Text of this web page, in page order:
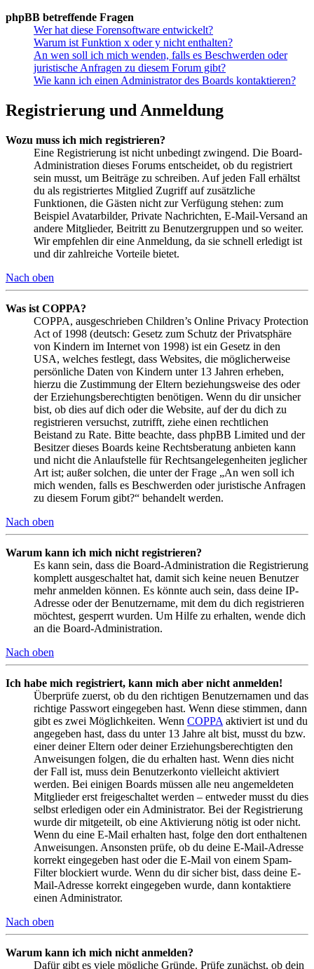
phpBB betreffende Fragen
Wer hat diese Forensoftware entwickelt?
Warum ist Funktion x oder y nicht enthalten?
An wen soll ich mich wenden, falls es Beschwerden oder
juristische Anfragen zu diesem Forum gibt?
Wie kann ich einen Administrator des Boards kontaktieren?
Registrierung und Anmeldung
Wozu muss ich mich registrieren?
Eine Registrierung ist nicht unbedingt zwingend. Die Board-
Administration dieses Forums entscheidet, ob du registriert
sein musst, um Beiträge zu schreiben. Auf jeden Fall erhältst
du als registriertes Mitglied Zugriff auf zusätzliche
Funktionen, die Gästen nicht zur Verfügung stehen: zum
Beispiel Avatarbilder, Private Nachrichten, E-Mail-Versand an
andere Mitglieder, Beitritt zu Benutzergruppen und so weiter.
Wir empfehlen dir eine Anmeldung, da sie schnell erledigt ist
und dir zahlreiche Vorteile bietet.
Nach oben
Was ist COPPA?
COPPA, ausgeschrieben Children’s Online Privacy Protection
Act of 1998 (deutsch: Gesetz zum Schutz der Privatsphäre
von Kindern im Internet von 1998) ist ein Gesetz in den
USA, welches festlegt, dass Websites, die möglicherweise
persönliche Daten von Kindern unter 13 Jahren erheben,
hierzu die Zustimmung der Eltern beziehungsweise des oder
der Erziehungsberechtigten benötigen. Wenn du dir unsicher
bist, ob dies auf dich oder die Website, auf der du dich zu
registrieren versuchst, zutrifft, ziehe einen rechtlichen
Beistand zu Rate. Bitte beachte, dass phpBB Limited und der
Besitzer dieses Boards keine Rechtsberatung anbieten kann
und nicht die Anlaufstelle für Rechtsangelegenheiten jeglicher
Art ist; außer solchen, die unter der Frage „An wen soll ich
mich wenden, falls es Beschwerden oder juristische Anfragen
zu diesem Forum gibt?“ behandelt werden.
Nach oben
Warum kann ich mich nicht registrieren?
Es kann sein, dass die Board-Administration die Registrierung
komplett ausgeschaltet hat, damit sich keine neuen Benutzer
mehr anmelden können. Es könnte auch sein, dass deine IP-
Adresse oder der Benutzername, mit dem du dich registrieren
möchtest, gesperrt wurden. Um Hilfe zu erhalten, wende dich
an die Board-Administration.
Nach oben
Ich habe mich registriert, kann mich aber nicht anmelden!
Überprüfe zuerst, ob du den richtigen Benutzernamen und das
richtige Passwort eingegeben hast. Wenn diese stimmen, dann
gibt es zwei Möglichkeiten. Wenn COPPA aktiviert ist und du
angegeben hast, dass du unter 13 Jahre alt bist, musst du bzw.
einer deiner Eltern oder deiner Erziehungsberechtigten den
Anweisungen folgen, die du erhalten hast. Wenn dies nicht
der Fall ist, muss dein Benutzerkonto vielleicht aktiviert
werden. Bei einigen Boards müssen alle neu angemeldeten
Mitglieder erst freigeschaltet werden – entweder musst du dies
selbst erledigen oder ein Administrator. Bei der Registrierung
wurde dir mitgeteilt, ob eine Aktivierung nötig ist oder nicht.
Wenn du eine E-Mail erhalten hast, folge den dort enthaltenen
Anweisungen. Ansonsten prüfe, ob du deine E-Mail-Adresse
korrekt eingegeben hast oder die E-Mail von einem Spam-
Filter blockiert wurde. Wenn du dir sicher bist, dass deine E-
Mail-Adresse korrekt eingegeben wurde, dann kontaktiere
einen Administrator.
Nach oben
Warum kann ich mich nicht anmelden?
Dafür gibt es viele mögliche Gründe. Prüfe zunächst, ob dein